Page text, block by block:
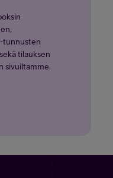
tunnusten
tilauksen
sivuiltamme.